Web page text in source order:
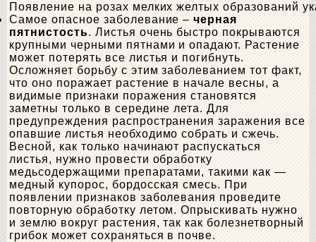
Появление на розах мелких желтых образований
Самое опасное заболевание –черная
пятнистость. Листья очень быстро покрываются
крупными черными пятнами и опадают. Растение
может потерять все листья и погибнуть.
Осложняет борьбу с этим заболеванием тот факт,
что оно поражает растение в начале весны, а
видимые признаки поражения становятся
заметны только в середине лета. Для
предупреждения распространения заражения все
опавшие листья необходимо собрать и сжечь.
Весной, как только начинают распускаться
листья, нужно провести обработку
медьсодержащими препаратами, такими как —
медный купорос, бордосская смесь. При
появлении признаков заболевания проведите
повторную обработку летом. Опрыскивать нужно
и землю вокруг растения, так как болезнетворный
грибок может сохраняться в почве.